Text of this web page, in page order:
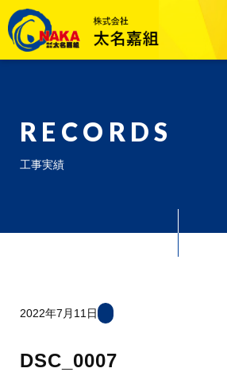
RECORDS
工事実績
2022年7月11日
DSC_0007